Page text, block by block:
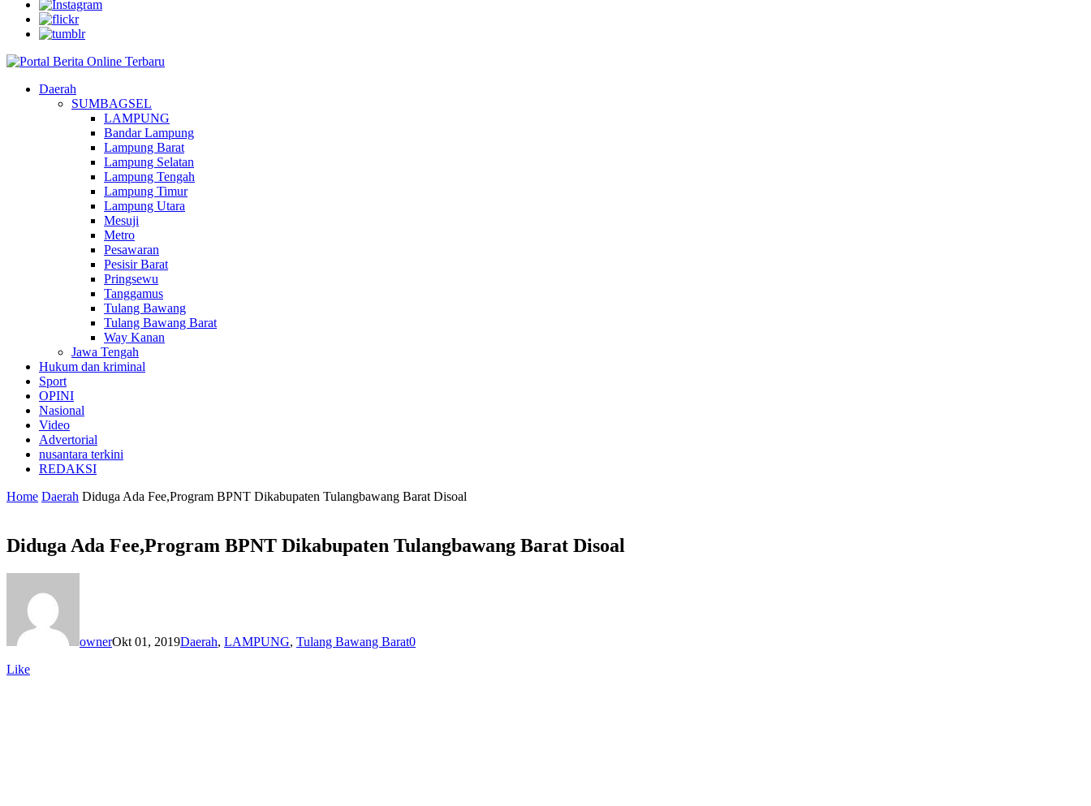
Daerah
SUMBAGSEL
LAMPUNG
Bandar Lampung
Lampung Barat
Lampung Selatan
Lampung Tengah
Lampung Timur
Lampung Utara
Mesuji
Metro
Pesawaran
Pesisir Barat
Pringsewu
Tanggamus
Tulang Bawang
Tulang Bawang Barat
Way Kanan
Jawa Tengah
Hukum dan kriminal
Sport
OPINI
Nasional
Video
Advertorial
nusantara terkini
REDAKSI
Home Daerah Diduga Ada Fee,Program BPNT Dikabupaten Tulangbawang Barat Disoal
Diduga Ada Fee,Program BPNT Dikabupaten Tulangbawang Barat Disoal
ownerOkt 01, 2019Daerah, LAMPUNG, Tulang Bawang Barat0
Like